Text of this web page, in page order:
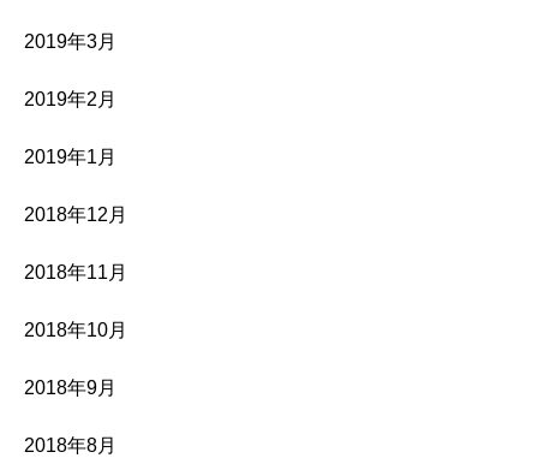
2019年3月
2019年2月
2019年1月
2018年12月
2018年11月
2018年10月
2018年9月
2018年8月